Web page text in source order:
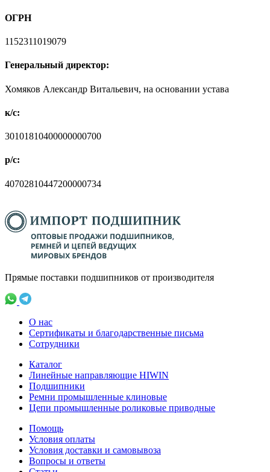
ОГРН
1152311019079
Генеральный директор:
Хомяков Александр Витальевич, на основании устава
к/с:
30101810400000000700
р/с:
40702810447200000734
Прямые поставки подшипников от производителя
О нас
Сертификаты и благодарственные письма
Сотрудники
Каталог
Линейные направляющие HIWIN
Подшипники
Ремни промышленные клиновые
Цепи промышленные роликовые приводные
Помощь
Условия оплаты
Условия доставки и самовывоза
Вопросы и ответы